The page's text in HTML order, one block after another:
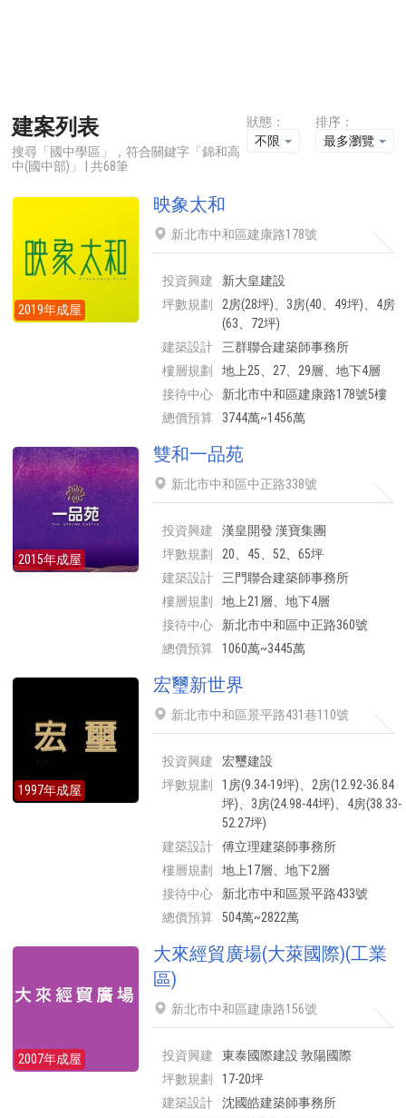
建案列表
搜尋「國中學區」，符合關鍵字「錦和高
中(國中部)」 | 共68筆
狀態：
不限
排序：
最多瀏覽
2019年成屋
映象太和
新北市中和區建康路178號
投資興建
新大皇建設
坪數規劃
2房(28坪)、3房(40、49坪)、4房
(63、72坪)
建築設計
三群聯合建築師事務所
樓層規劃
地上25、27、29層、地下4層
接待中心
新北市中和區建康路178號5樓
總價預算
3744萬~1456萬
2015年成屋
雙和一品苑
新北市中和區中正路338號
投資興建
漢皇開發 漢寶集團
坪數規劃
20、45、52、65坪
建築設計
三門聯合建築師事務所
樓層規劃
地上21層、地下4層
接待中心
新北市中和區中正路360號
總價預算
1060萬~3445萬
1997年成屋
宏璽新世界
新北市中和區景平路431巷110號
投資興建
宏璽建設
坪數規劃
1房(9.34-19坪)、2房(12.92-36.84
坪)、3房(24.98-44坪)、4房(38.33-
52.27坪)
建築設計
傅立理建築師事務所
樓層規劃
地上17層、地下2層
接待中心
新北市中和區景平路433號
總價預算
504萬~2822萬
2007年成屋
大來經貿廣場(大萊國際)(工業
區)
新北市中和區建康路156號
投資興建
東泰國際建設 敦陽國際
坪數規劃
17-20坪
建築設計
沈國皓建築師事務所